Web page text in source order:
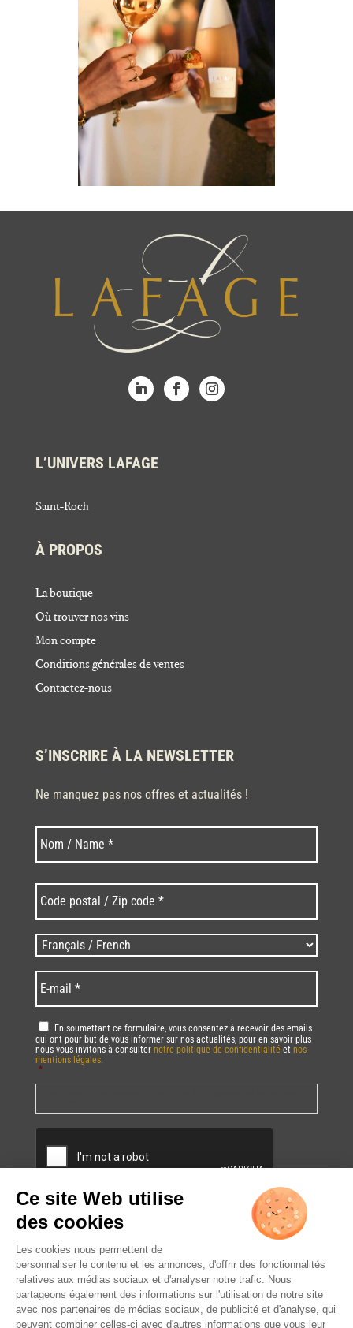
L’UNIVERS LAFAGE
Saint-Roch
À PROPOS
La boutique
Où trouver nos vins
Mon compte
Conditions générales de ventes
Contactez-nous
S’INSCRIRE À LA NEWSLETTER
Ne manquez pas nos offres et actualités !
Nom
postal
/
Zip
code
* *
Langues
/
Language *
mail *
RGPD *
En soumettant ce formulaire, vous consentez à recevoir des emails
qui ont pour but de vous informer sur nos actualités, pour en savoir plus
nous vous invitons à consulter notre politique de confidentialité et nos
mentions légales.
*